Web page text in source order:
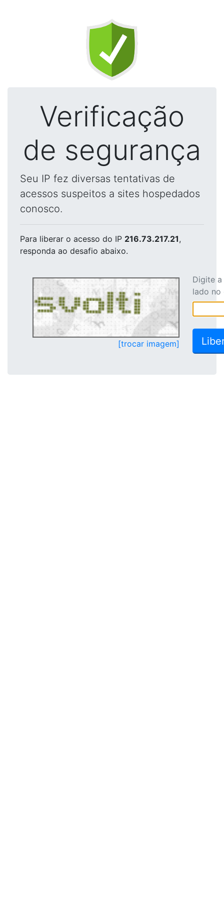
Verificação
de segurança
Seu IP fez diversas tentativas de
acessos suspeitos a sites hospedados
conosco.
Para liberar o acesso do IP 216.73.217.21,
responda ao desafio abaixo.
[trocar imagem]
Digite
lado no